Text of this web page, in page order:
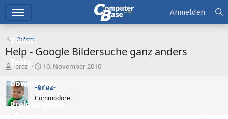
Ticker
Downloads
Preisvergleich
Anmelden
Online
Help - Google Bildersuche ganz anders
E
s
t
e
-eraz-
E
s
e
10. November 2010
-eraz-
Commodore